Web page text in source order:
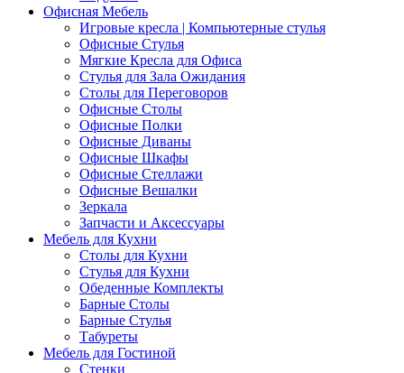
Офисная Мебель
Игровые кресла | Компьютерные стулья
Офисные Стулья
Мягкие Кресла для Офиса
Стулья для Зала Ожидания
Столы для Переговоров
Офисные Столы
Офисные Полки
Офисные Диваны
Офисные Шкафы
Офисные Стеллажи
Офисные Вешалки
Зеркала
Запчасти и Аксессуары
Мебель для Кухни
Столы для Кухни
Стулья для Кухни
Обеденные Комплекты
Барные Столы
Барные Стулья
Табуреты
Мебель для Гостиной
Стенки